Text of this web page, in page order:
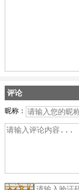
评论
昵称：